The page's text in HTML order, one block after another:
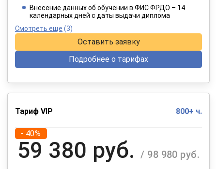
При оплате в рассрочку на 12 месяцев
Внесение данных об обучении в ФИС ФРДО – 14
календарных дней с даты выдачи диплома
Смотреть еще (3)
Оставить заявку
Подробнее о тарифах
Тариф VIP 800+ ч.
- 40%
59 380 руб. / 98 980 руб.